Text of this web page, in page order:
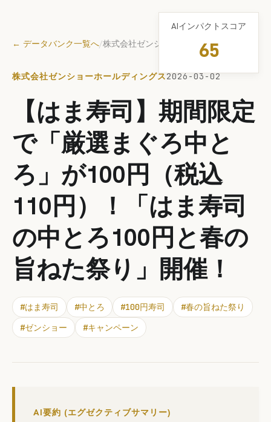
← データバンク一覧へ/株式会社ゼンショーホールディングス
株式会社ゼンショーホールディングス2026-03-02
【はま寿司】期間限定
で「厳選まぐろ中と
ろ」が100円（税込
110円）！「はま寿司
の中とろ100円と春の
旨ねた祭り」開催！
#はま寿司 #中とろ #100円寿司 #春の旨ねた祭り
#ゼンショー #キャンペーン
AIインパクトスコア
65
AI要約 (エグゼクティブサマリー)